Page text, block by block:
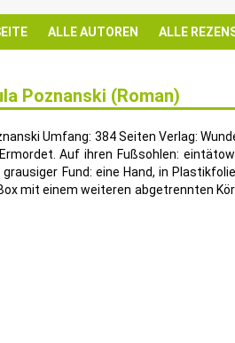
ALLE AUTOREN ALLE
Poznanski (Roman)
Umfang: 384 Seiten Verlag:
Auf ihren Fußsohlen:
Fund: eine Hand, in
mit einem weiteren abgetrennten